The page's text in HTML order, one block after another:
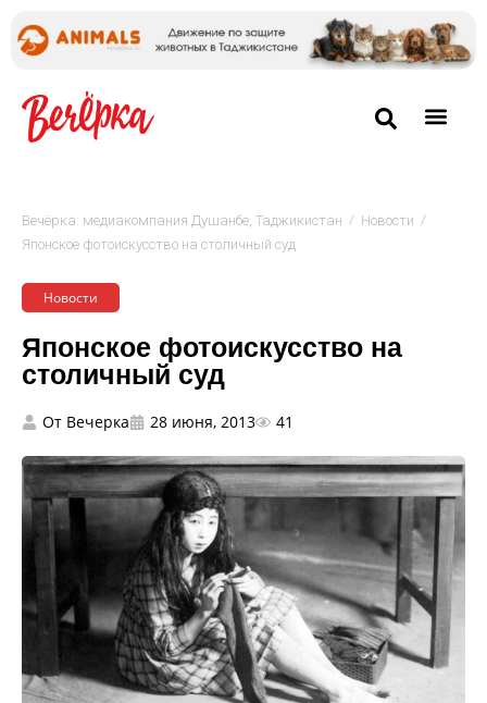
Вечёрка: медиакомпания Душанбе, Таджикистан / Новости /
Японское фотоискусство на столичный суд
Новости
Японское фотоискусство на
столичный суд
От Вечерка 28 июня, 2013 41